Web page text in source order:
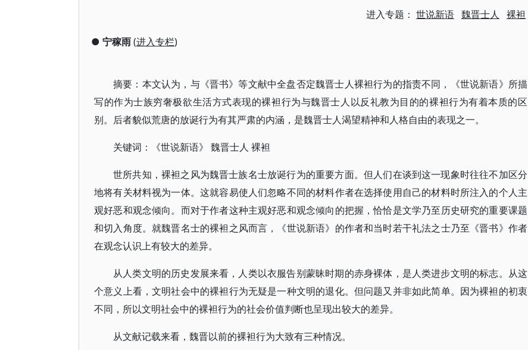
进入专题： 世说新语 魏晋士人 裸袒
● 宁稼雨(进入专栏)
摘要：本文认为，与《晋书》等文献中全盘否定魏晋士人裸袒行为的指责不同，《世说新语》所描
写的作为士族穷奢极欲生活方式表现的裸袒行为与魏晋士人以反礼教为目的的裸袒行为有着本质的区
别。后者貌似荒唐的放诞行为有其严肃的内涵，是魏晋士人渴望精神和人格自由的表现之一。
关键词：《世说新语》 魏晋士人 裸袒
世所共知，裸袒之风为魏晋士族名士放诞行为的重要方面。但人们在谈到这一现象时往往不加区分
地将有关材料视为一体。这就容易使人们忽略不同的材料作者在选择使用自己的材料时所注入的个人主
观好恶和观念倾向。而对于作者这种主观好恶和观念倾向的把握，恰恰是文学乃至历史研究的重要课题
和切入角度。就魏晋名士的裸袒之风而言，《世说新语》的作者和当时若干礼法之士乃至《晋书》作者
在观念认识上有较大的差异。
从人类文明的历史发展来看，人类以衣服告别蒙昧时期的赤身裸体，是人类进步文明的标志。从这
个意义上看，文明社会中的裸袒行为无疑是一种文明的退化。但问题又并非如此简单。因为裸袒的初衷
不同，所以文明社会中的裸袒行为的社会价值判断也呈现出较大的差异。
从文献记载来看，魏晋以前的裸袒行为大致有三种情况。